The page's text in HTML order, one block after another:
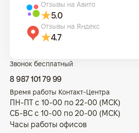
Отзывы на Авито
5.0
Отзывы на Яндекс
4.7
Звонок бесплатный
8 987 101 79 99
Время работы Контакт-Центра
ПН-ПТ с 10-00 по 22-00 (МСК)
СБ-ВС с 10-00 по 20-00 (МСК)
Часы работы офисов